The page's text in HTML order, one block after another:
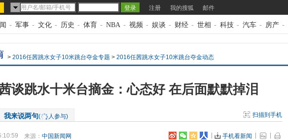
注册 我的搜狐 邮件
- 军事 - 文化 - 历史 - 体育 - NBA - 视频 - 娱谈 - 财经 - 世相 - 科技 - 汽车 - 房产 -
> 2016任茜跳水女子10米跳台夺金专题 > 2016任茜跳水女子10米跳台夺金动态
谈跳水十米台摘金：心态好 在后面默默掉泪
我来说两句( 人参与) 扫描到手机
来源： 中国新闻网 手机看新闻